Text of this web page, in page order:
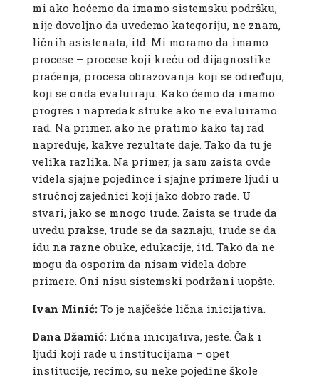
mi ako hoćemo da imamo sistemsku podršku,
nije dovoljno da uvedemo kategoriju, ne znam,
ličnih asistenata, itd. Mi moramo da imamo
procese – procese koji kreću od dijagnostike
praćenja, procesa obrazovanja koji se određuju,
koji se onda evaluiraju. Kako ćemo da imamo
progres i napredak struke ako ne evaluiramo
rad. Na primer, ako ne pratimo kako taj rad
napreduje, kakve rezultate daje. Tako da tu je
velika razlika. Na primer, ja sam zaista ovde
videla sjajne pojedince i sjajne primere ljudi u
stručnoj zajednici koji jako dobro rade. U
stvari, jako se mnogo trude. Zaista se trude da
uvedu prakse, trude se da saznaju, trude se da
idu na razne obuke, edukacije, itd. Tako da ne
mogu da osporim da nisam videla dobre
primere. Oni nisu sistemski podržani uopšte.
Ivan Minić:To je najčešće lična inicijativa.
Dana Džamić:Lična inicijativa, jeste. Čak i
ljudi koji rade u institucijama – opet
institucije, recimo, su neke pojedine škole